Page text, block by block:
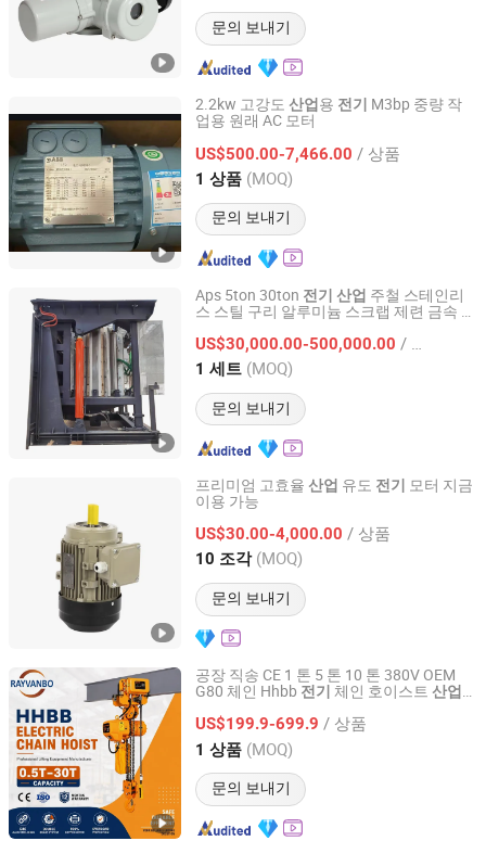
문의 보내기
2.2kw 고강도 산업 용 전기
M3bp 중량 작
업용 원래 AC 모터
US$500.00-7,466.00 / 상품
1 상품 (MOQ)
문의 보내기
Shiny-Control Technology Develop (Beijing) Co., Ltd.
Beijing, China 이후 2020
Aps 5ton 30ton 전기 산업 주철 스테인리
스 스틸 구리 알루미늄 스크랩 제련 금속 황
US$30,000.00-500,000.00 / 세트
1 세트 (MOQ)
문의 보내기
APS Induction Furnace (Taizhou) Co., Ltd.
Jiangsu, China 이후 2021
프리미엄 고효율 산업 유도 전기
모터 지금
이용 가능
US$30.00-4,000.00 / 상품
10 조각 (MOQ)
문의 보내기
Zhejiang Quanda Electric motor Co., Ltd.
Zhejiang, China 이후 2020
공장 직송 CE 1 톤 5 톤 10 톤 380V OEM
G80 체인 Hhbb 전기 체인 호이스트 산업
US$199.9-699.9 / 상품
1 상품 (MOQ)
문의 보내기
Wuhan Rayvanbo Import And Export Trade Co., Ltd.
Hubei, China 이후 2023